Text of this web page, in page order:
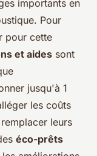
importants en
Pour
pour cette
et aides sont
jusqu'à 1
les coûts
leurs
éco-prêts